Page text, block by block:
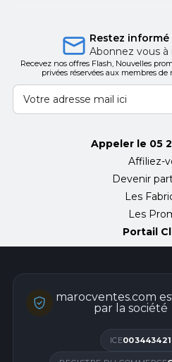
Restez informé
Abonnez vous
Recevez nos offres Flash, Nouvelles
privées réservées aux membres
Appeler le 05
Affiliez-
Devenir
Les
Les
Portail
marocventes.com
par la société
ICE